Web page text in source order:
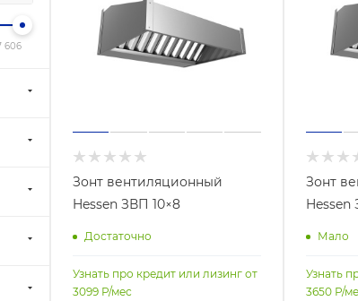
Зонт вентиляционный
Hessen ЗВП 10×8
Достаточно
Узнать про кредит или лизинг от
3099 Р/мес
Зонт
Hessen
Мало
Узнать
3650Р/
606